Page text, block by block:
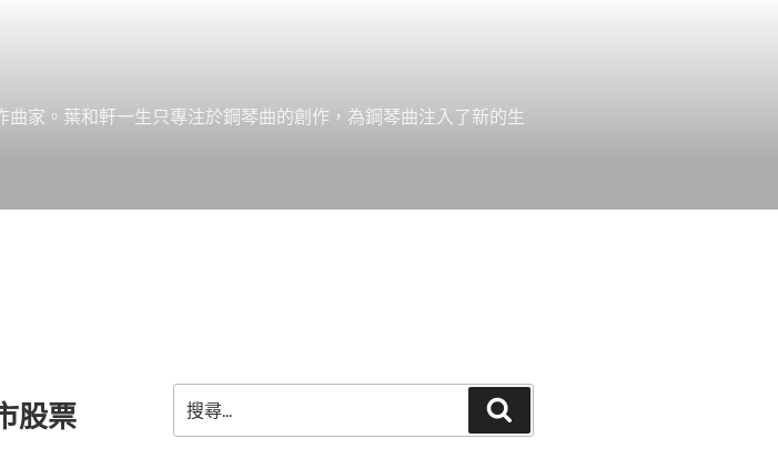
家。葉和軒一生只專注於鋼琴曲的創作，為鋼琴曲注入了新的生
股票
尋
關
尋